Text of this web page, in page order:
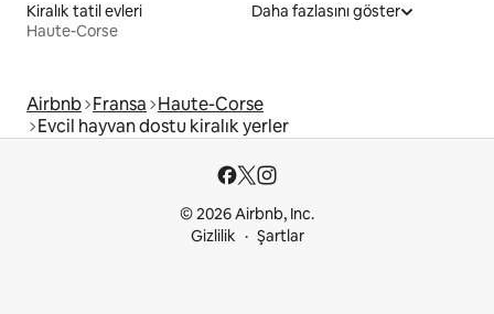
Kiralık tatil evleri
Haute-Corse
Daha fazlasını göster
Airbnb Fransa Haute-Corse
Evcil hayvan dostu kiralık yerler
© 2026 Airbnb, Inc.
Gizlilik
Şartlar